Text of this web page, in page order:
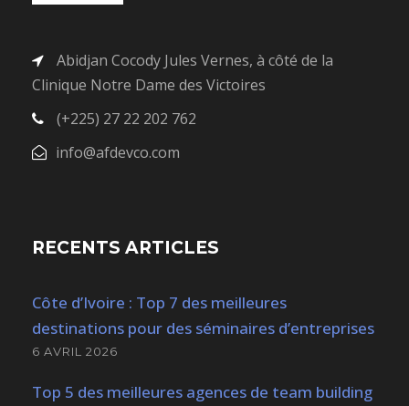
Abidjan Cocody Jules Vernes, à côté de la
Clinique Notre Dame des Victoires
(+225) 27 22 202 762
info@afdevco.com
RECENTS ARTICLES
Côte d’Ivoire : Top 7 des meilleures
destinations pour des séminaires d’entreprises
6 AVRIL 2026
Top 5 des meilleures agences de team building